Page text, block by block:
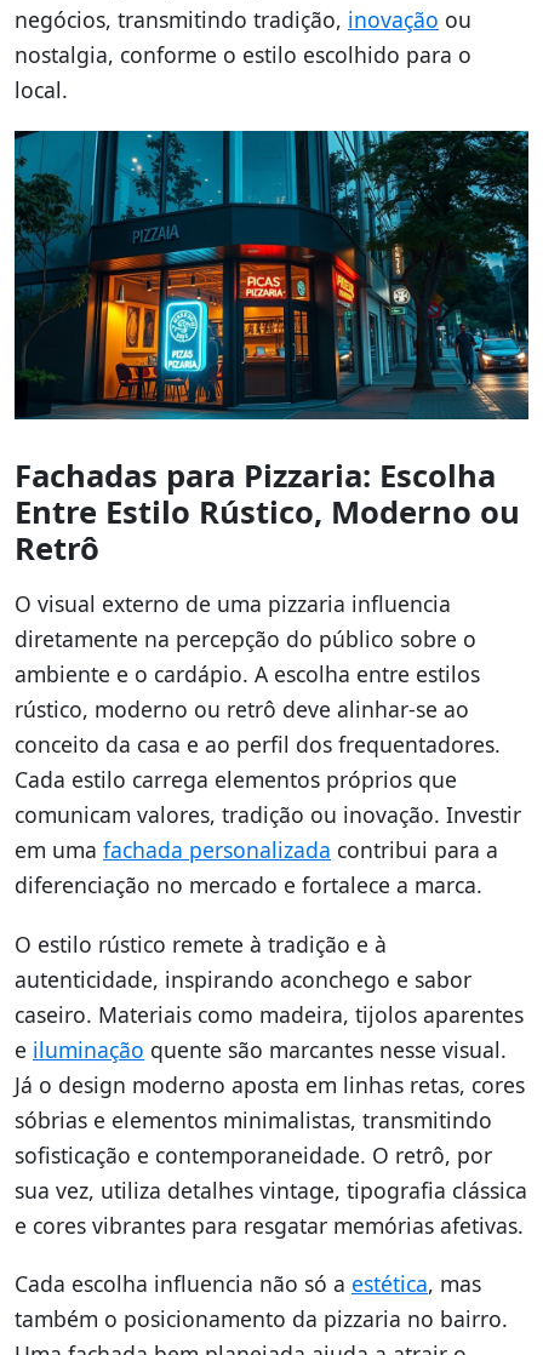
negócios, transmitindo tradição, inovação ou
nostalgia, conforme o estilo escolhido para o
local.
Fachadas para Pizzaria: Escolha
Entre Estilo Rústico, Moderno ou
Retrô
O visual externo de uma pizzaria influencia
diretamente na percepção do público sobre o
ambiente e o cardápio. A escolha entre estilos
rústico, moderno ou retrô deve alinhar-se ao
conceito da casa e ao perfil dos frequentadores.
Cada estilo carrega elementos próprios que
comunicam valores, tradição ou inovação. Investir
em uma fachada personalizada contribui para a
diferenciação no mercado e fortalece a marca.
O estilo rústico remete à tradição e à
autenticidade, inspirando aconchego e sabor
caseiro. Materiais como madeira, tijolos aparentes
e iluminação quente são marcantes nesse visual.
Já o design moderno aposta em linhas retas, cores
sóbrias e elementos minimalistas, transmitindo
sofisticação e contemporaneidade. O retrô, por
sua vez, utiliza detalhes vintage, tipografia clássica
e cores vibrantes para resgatar memórias afetivas.
Cada escolha influencia não só a estética, mas
também o posicionamento da pizzaria no bairro.